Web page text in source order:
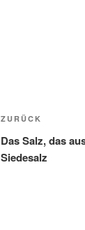
Vorheriger
Beitrag
ZURÜCK
Das Salz, das
Siedesalz